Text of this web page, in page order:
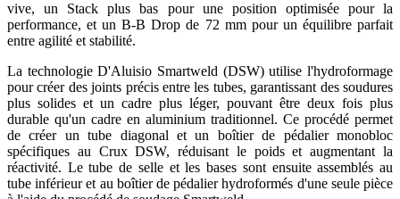
vive, un Stack plus bas pour une position optimisée pour la
performance, et un B-B Drop de 72 mm pour un équilibre parfait
entre agilité et stabilité.
La technologie D'Aluisio Smartweld (DSW) utilise l'hydroformage
pour créer des joints précis entre les tubes, garantissant des soudures
plus solides et un cadre plus léger, pouvant être deux fois plus
durable qu'un cadre en aluminium traditionnel. Ce procédé permet
de créer un tube diagonal et un boîtier de pédalier monobloc
spécifiques au Crux DSW, réduisant le poids et augmentant la
réactivité. Le tube de selle et les bases sont ensuite assemblés au
tube inférieur et au boîtier de pédalier hydroformés d'une seule pièce